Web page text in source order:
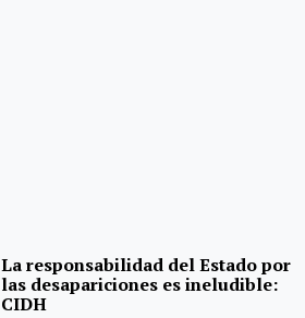
La responsabilidad del Estado por
las desapariciones es ineludible:
CIDH